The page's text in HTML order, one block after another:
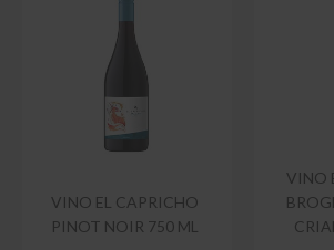
VINO EL CAPRICHO
PINOT NOIR 750 ML
VINO